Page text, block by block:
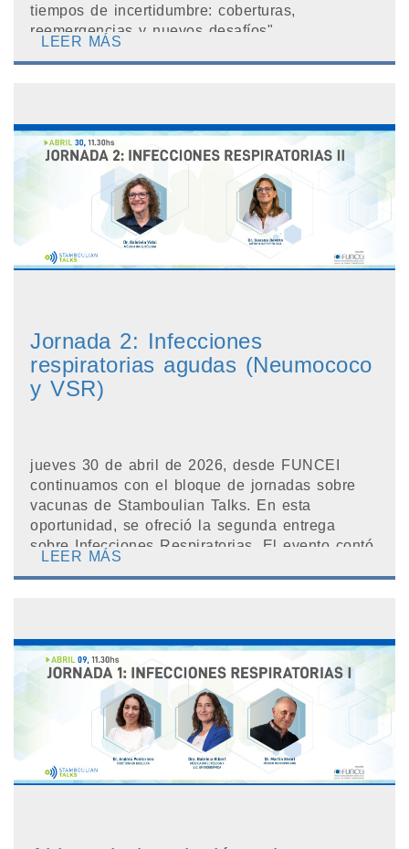
tiempos de incertidumbre: coberturas,
reemergencias y nuevos desafíos".
LEER MÁS
Jornada 2: Infecciones
respiratorias agudas (Neumococo
y VSR)
jueves 30 de abril de 2026, desde FUNCEI
continuamos con el bloque de jornadas sobre
vacunas de Stamboulian Talks. En esta
oportunidad, se ofreció la segunda entrega
sobre Infecciones Respiratorias. El evento contó
con ...
LEER MÁS